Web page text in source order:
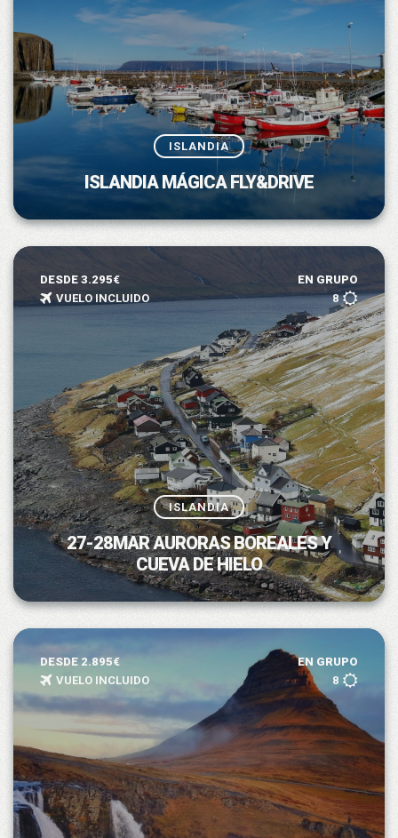
ISLANDIA
ISLANDIA MÁGICA FLY&DRIVE
DESDE 3.295€
EN GRUPO
VUELO INCLUIDO
8
ISLANDIA
27-28MAR AURORAS BOREALES Y
CUEVA DE HIELO
DESDE 2.895€
EN GRUPO
VUELO INCLUIDO
8